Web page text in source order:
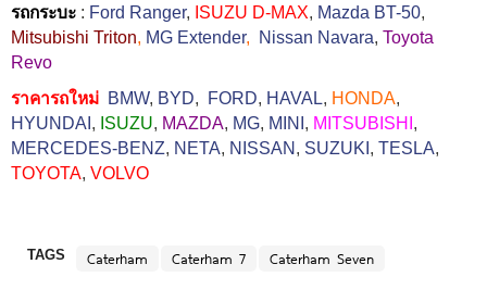
รถกระบะ : Ford Ranger, ISUZU D-MAX, Mazda BT-50,
Mitsubishi Triton, MG Extender, Nissan Navara, Toyota
Revo
ราคารถใหม่ BMW, BYD, FORD, HAVAL, HONDA,
HYUNDAI , ISUZU, MAZDA, MG, MINI , MITSUBISHI ,
MERCEDES-BENZ, NETA, NISSAN , SUZUKI , TESLA,
TOYOTA, VOLVO
TAGS Caterham Caterham 7 Caterham Seven